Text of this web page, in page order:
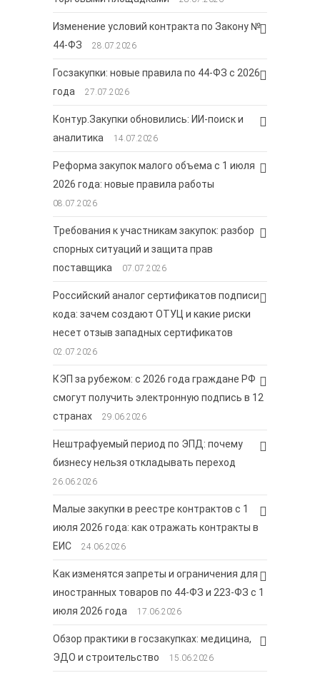
Изменение условий контракта по Закону №
44-ФЗ
28.07.2026
Госзакупки: новые правила по 44-ФЗ с 2026
года
27.07.2026
Контур.Закупки обновились: ИИ-поиск и
аналитика
14.07.2026
Реформа закупок малого объема с 1 июля
2026 года: новые правила работы
08.07.2026
Требования к участникам закупок: разбор
спорных ситуаций и защита прав
поставщика
07.07.2026
Российский аналог сертификатов подписи
кода: зачем создают ОТУЦ и какие риски
несет отзыв западных сертификатов
02.07.2026
КЭП за рубежом: с 2026 года граждане РФ
смогут получить электронную подпись в 12
странах
29.06.2026
Нештрафуемый период по ЭПД: почему
бизнесу нельзя откладывать переход
26.06.2026
Малые закупки в реестре контрактов с 1
июля 2026 года: как отражать контракты в
ЕИС
24.06.2026
Как изменятся запреты и ограничения для
иностранных товаров по 44-ФЗ и 223-ФЗ с 1
июля 2026 года
17.06.2026
Обзор практики в госзакупках: медицина,
ЭДО и строительство
15.06.2026